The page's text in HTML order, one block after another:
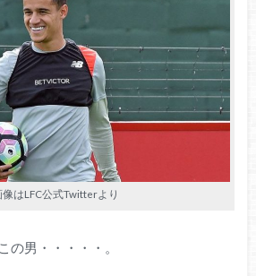
像はLFC公式Twitterより
の男・・・・・。